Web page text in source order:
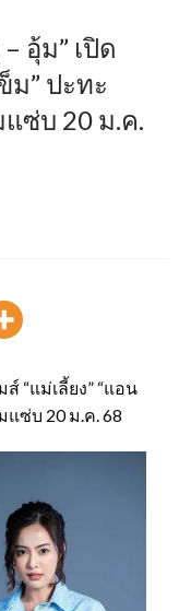
อุ้ม” เปิด
ม” ปะทะ
ซ่บ 20 ม.ค.
“แม่เลี้ยง” “แอน
แซ่บ 20 ม.ค. 68